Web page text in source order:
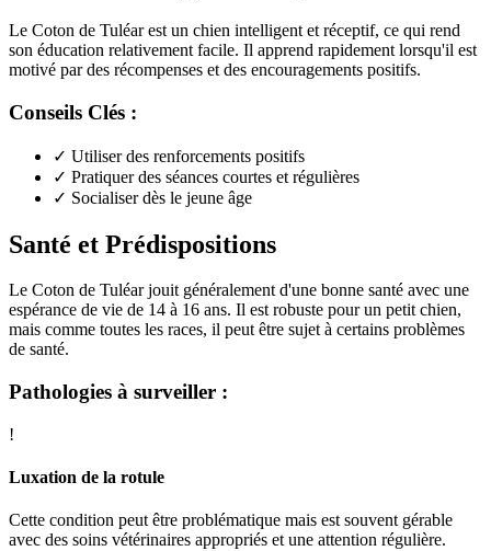
Le Coton de Tuléar est un chien intelligent et réceptif, ce qui rend
son éducation relativement facile. Il apprend rapidement lorsqu'il est
motivé par des récompenses et des encouragements positifs.
Conseils Clés :
✓ Utiliser des renforcements positifs
✓ Pratiquer des séances courtes et régulières
✓ Socialiser dès le jeune âge
Santé et Prédispositions
Le Coton de Tuléar jouit généralement d'une bonne santé avec une
espérance de vie de 14 à 16 ans. Il est robuste pour un petit chien,
mais comme toutes les races, il peut être sujet à certains problèmes
de santé.
Pathologies à surveiller :
!
Luxation de la rotule
Cette condition peut être problématique mais est souvent gérable
avec des soins vétérinaires appropriés et une attention régulière.